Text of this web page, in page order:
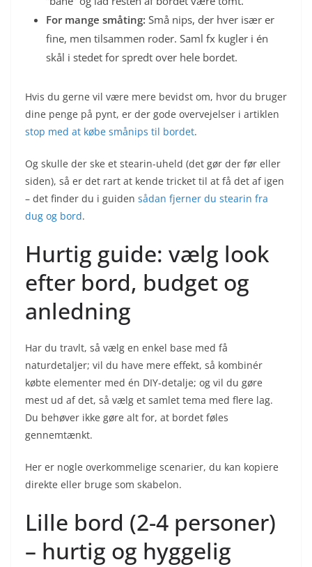
For mange småting: Små nips, der hver især er
fine, men tilsammen roder. Saml fx kugler i én
skål i stedet for spredt over hele bordet.
Hvis du gerne vil være mere bevidst om, hvor du bruger
dine penge på pynt, er der gode overvejelser i artiklen
stop med at købe smånips til bordet.
Og skulle der ske et stearin-uheld (det gør der før eller
siden), så er det rart at kende tricket til at få det af igen
– det finder du i guiden sådan fjerner du stearin fra
dug og bord.
Hurtig guide: vælg look
efter bord, budget og
anledning
Har du travlt, så vælg en enkel base med få
naturdetaljer; vil du have mere effekt, så kombinér
købte elementer med én DIY-detalje; og vil du gøre
mest ud af det, så vælg et samlet tema med flere lag.
Du behøver ikke gøre alt for, at bordet føles
gennemtænkt.
Her er nogle overkommelige scenarier, du kan kopiere
direkte eller bruge som skabelon.
Lille bord (2-4 personer)
– hurtig og hyggelig